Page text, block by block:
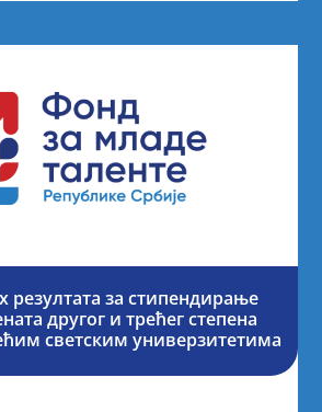
резултата за стипендирање
другог и трећег степена
светским универзитетима